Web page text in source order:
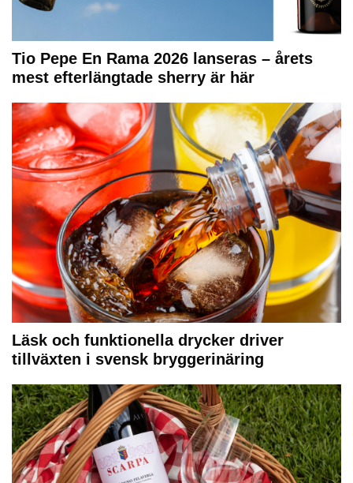
Tio Pepe En Rama 2026 lanseras – årets
mest efterlängtade sherry är här
Läsk och funktionella drycker driver
tillväxten i svensk bryggerinäring